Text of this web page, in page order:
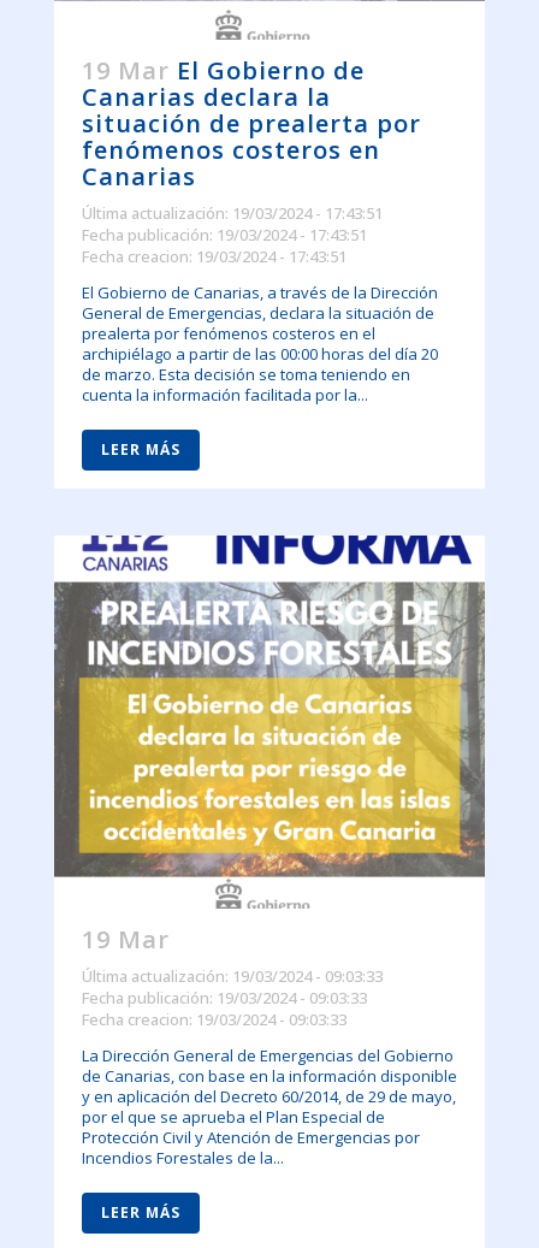
19 Mar El Gobierno de
Canarias declara la
situación de prealerta por
fenómenos costeros en
Canarias
Última actualización: 19/03/2024 - 17:43:51
Fecha publicación: 19/03/2024 - 17:43:51
Fecha creacion: 19/03/2024 - 17:43:51
El Gobierno de Canarias, a través de la Dirección
General de Emergencias, declara la situación de
prealerta por fenómenos costeros en el
archipiélago a partir de las 00:00 horas del día 20
de marzo. Esta decisión se toma teniendo en
cuenta la información facilitada por la...
LEER MÁS
19 Mar
Última actualización: 19/03/2024 - 09:03:33
Fecha publicación: 19/03/2024 - 09:03:33
Fecha creacion: 19/03/2024 - 09:03:33
La Dirección General de Emergencias del Gobierno
de Canarias, con base en la información disponible
y en aplicación del Decreto 60/2014, de 29 de mayo,
por el que se aprueba el Plan Especial de
Protección Civil y Atención de Emergencias por
Incendios Forestales de la...
LEER MÁS